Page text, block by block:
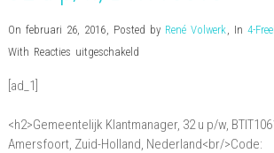
On februari 26, 2016, Posted by René Volwerk, In 4-
With Reacties uitgeschakeldvoor
Klantmanager,
32
[ad_1]
<h2>Gemeentelijk Klantmanager, 32 u p/w,
Amersfoort, Zuid-Holland, Nederland<br/>Code: